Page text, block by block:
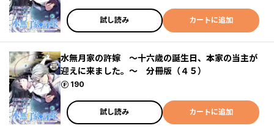
試し読み カートに追加
水無月家の許嫁 ～十六歳の誕生日、本家の当主が
迎えに来ました。～ 分冊版（４５）
190
ポイント
試し読み カートに追加